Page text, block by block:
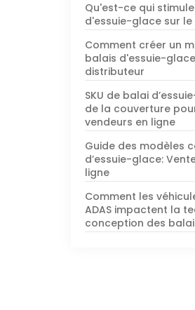
Qu'est-ce qui
d'essuie-glace sur
Comment créer un
balais d'essuie-
distributeur
SKU de balai
de la couverture
vendeurs en ligne
Guide des modèles
d’essuie-glace:
ligne
Comment les
ADAS impactent la
conception des